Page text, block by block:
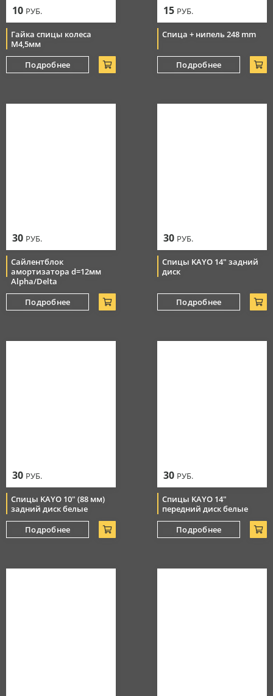
10 РУБ.
Гайка спицы колеса
М4,5мм
Подробнее
15 РУБ.
Спица + нипель 248 mm
Подробнее
30 РУБ.
Сайлентблок
амортизатора d=12мм
Alpha/Delta
Подробнее
30 РУБ.
Спицы KAYO 14" задний
диск
Подробнее
30 РУБ.
Спицы KAYO 10" (88 мм)
задний диск белые
Подробнее
30 РУБ.
Спицы KAYO 14"
передний диск белые
Подробнее